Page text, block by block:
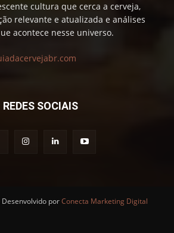
cultura que cerca a cerveja,
relevante e atualizada e análises
acontece nesse universo.
REDES SOCIAIS
porConecta Marketing Digital